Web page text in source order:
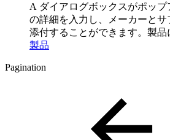
A ダイアログボックスがポッ
の詳細を入力し、メーカーとサ
添付することができます。製品
製品
Pagination